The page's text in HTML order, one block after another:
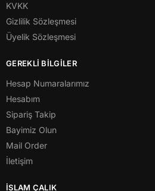
KVKK
Gizlilik Sözleşmesi
Üyelik Sözleşmesi
GEREKLİ BİLGİLER
Hesap Numaralarımız
Hesabım
Sipariş Takip
Bayimiz Olun
Mail Order
İletişim
İSLAM ÇALIK